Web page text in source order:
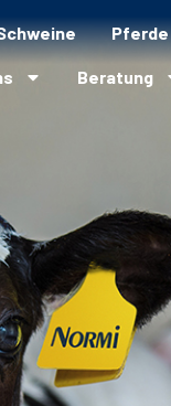
Pferde
Beratung